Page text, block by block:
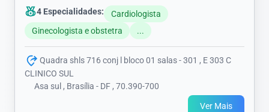
4 Especialidades:
Cardiologista
Ginecologista e obstetra
...
Quadra shls 716 conj l bloco 01 salas - 301 , E 303 C
CLINICO SUL
Asa sul , Brasília - DF , 70.390-700
Ver Mais